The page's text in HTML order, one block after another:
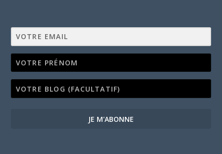
JE M'ABONNE